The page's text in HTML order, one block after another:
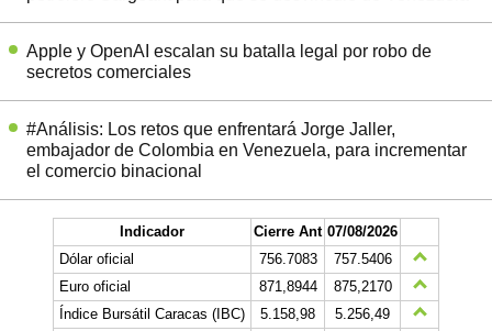
Apple y OpenAI escalan su batalla legal por robo de
secretos comerciales
#Análisis: Los retos que enfrentará Jorge Jaller,
embajador de Colombia en Venezuela, para incrementar
el comercio binacional
Indicador Cierre Ant 07/08/2026
Dólar oficial
756.7083
757.5406
Euro oficial
871,8944
875,2170
Índice Bursátil Caracas (IBC)
5.158,98
5.256,49